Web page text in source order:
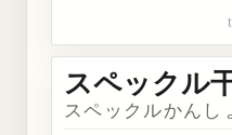
スペックル
スペックルかんし